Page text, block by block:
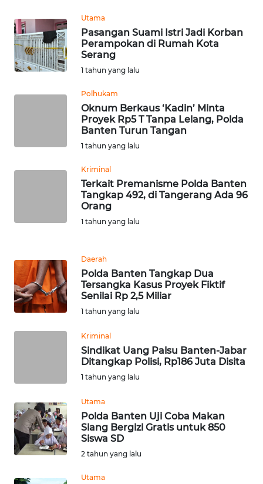
Utama
Pasangan Suami Istri Jadi Korban
Perampokan di Rumah Kota
Serang
1 tahun yang lalu
Polhukam
Oknum Berkaus ‘Kadin’ Minta
Proyek Rp5 T Tanpa Lelang, Polda
Banten Turun Tangan
1 tahun yang lalu
Kriminal
Terkait Premanisme Polda Banten
Tangkap 492, di Tangerang Ada 96
Orang
1 tahun yang lalu
Daerah
Polda Banten Tangkap Dua
Tersangka Kasus Proyek Fiktif
Senilai Rp 2,5 Miliar
1 tahun yang lalu
Kriminal
Sindikat Uang Palsu Banten-Jabar
Ditangkap Polisi, Rp186 Juta Disita
1 tahun yang lalu
Utama
Polda Banten Uji Coba Makan
Siang Bergizi Gratis untuk 850
Siswa SD
2 tahun yang lalu
Utama
Wahana
News
Regional
WN
JABAR
NTT
WN
KEPRI
BARAT
WN
RIAU
WN